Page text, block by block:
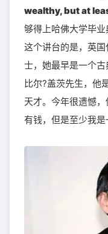
wealthy, but at
够得上哈佛大学毕
这个讲台的是，英
士，她最早是一个
比尔?盖茨先生，他
天才。今年很遗憾
有钱，但是至少我